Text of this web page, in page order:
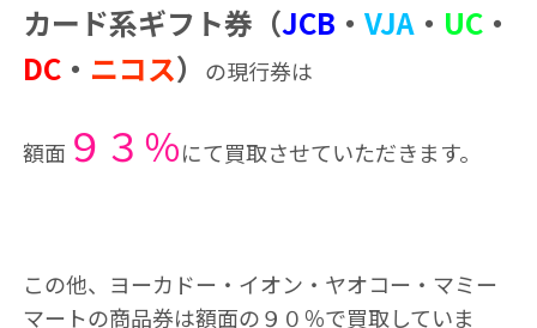
カード系ギフト券（JCB ・ VJA・ UC・
DC・ ニコス） の現行券は
額面 ９３％にて買取させていただきます。
この他、ヨーカドー・イオン・ヤオコー・マミー
マートの商品券は額面の９０％で買取していま